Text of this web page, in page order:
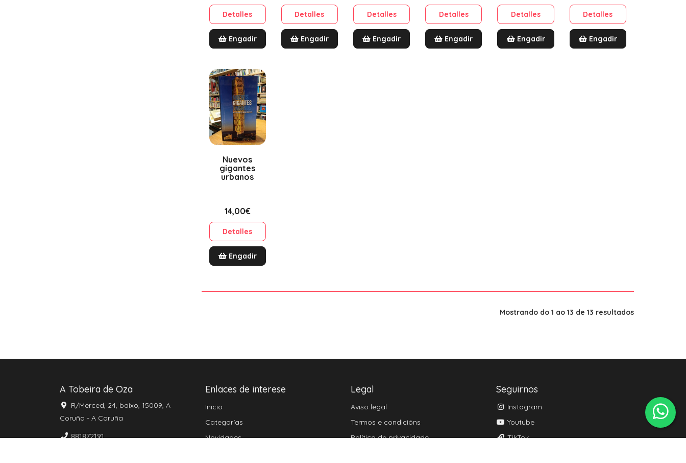
Detalles
Engadir
Detalles
Engadir
Detalles
Engadir
Detalles
Engadir
Detalles
Engadir
Detalles
Engadir
Nuevos
gigantes
urbanos
14,00€
Detalles
Engadir
Mostrando do 1 ao 13 de 13 resultados
A Tobeira de Oza
R/Merced, 24, baixo, 15009, A
Coruña - A Coruña
881872191
Enlaces de interese
Inicio
Categorías
Novidades
Legal
Aviso legal
Termos e condicións
Política de privacidade
Seguirnos
Instagram
Youtube
TikTok